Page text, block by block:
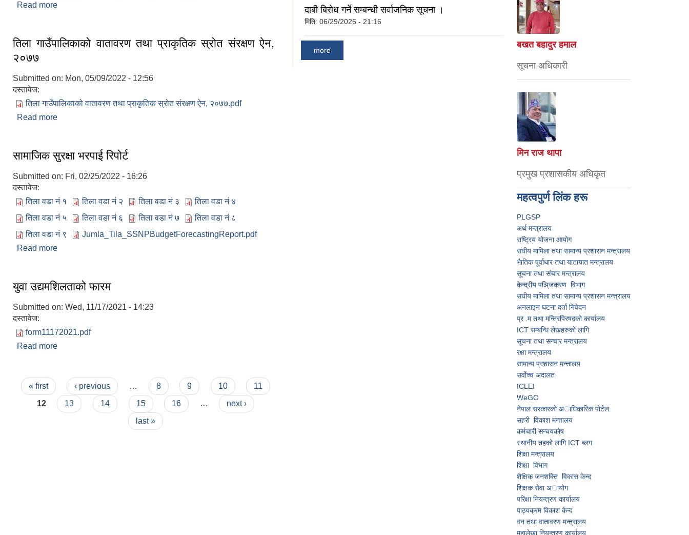
Read more
तिला गाउँपालिकाको वातावरण तथा प्राकृतिक स्रोत संरक्षण ऐन,
२०७७
Submitted on: Mon, 05/09/2022 - 12:56
दस्तावेज:
तिला गाउँपालिकाको वातावरण तथा प्राकृतिक स्रोत संरक्षण ऐन, २०७७.pdf
Read more
सामाजिक सुरक्षा भरपाई रिपोर्ट
Submitted on: Fri, 02/25/2022 - 16:26
दस्तावेज:
तिला वडा नं १
तिला वडा नं २ तिला वडा नं ३
तिला वडा नं ४
तिला वडा नं ५
तिला वडा नं ६ तिला वडा नं ७
तिला वडा नं ८
तिला वडा नं ९
Jumla_Tila_SSNPBudgetForecastingReport.pdf
Read more
युवा उद्यमशिलताको फारम
Submitted on: Wed, 11/17/2021 - 14:23
दस्तावेज:
form11172021.pdf
Read more
Pages
« first ‹ previous … 8 9 10
11
12
13 14 15 16 …
next ›
last »
दाबी बिरोध गर्ने सम्बन्धी सर्वाजनिक सूचना ।
मिति: 06/29/2026 - 21:16
more
बखत बहादुर हमाल
सूचना अधिकारी
मिन राज थापा
प्रमुख प्रशासकीय अधिकृत
महत्वपुर्ण लिंक हरू
PLGSP
अर्थ मन्त्रालय
राष्ट्रिय योजना आयोग
संघीय मामिला तथा सामान्य प्रशासन मन्त्रालय
भैातिक पूर्वाधार तथा यातायात मन्त्रालय
सूचना तथा संचार मन्त्रालय
केन्द्रीय पञि्जकरण विभाग
स‌घीय मामिला तथा सामान्य प्रशासन मन्त्त्रालय
अनलाइन घटना दर्ता निवेदन
प्र‍ .म तथा मन्त्रिपिरषदकाे कार्यालय
ICT सम्बन्धि लेखहरुकाे लागि
सूचना तथा सन्चार मन्त्रालय
रक्षा मन्त्रालय
सामान्य प्रशासन मन्त्तालय
सर्वाेच्च अदालत
ICLEI
WeGO
नेपाल सरकारकाे अाधिकारिक पाेर्टल
सहरी विकाश मन्त्तालय
कर्मचारी सन्चयकाेष
स्थानीय तहको लागि ICT ब्लग
शिक्षा मन्त्रालय
शिक्षा विभाग
शैक्षिक जनशक्ति विकास केन्द
शिक्षक सेवा अायाेग
परिक्षा नियन्त्रण कार्यालय
पाठ्यक्रम विकाश केन्द
वन तथा वातावरण मन्त्रालय
महालेखा नियन्त्रण कार्यालय